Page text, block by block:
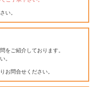
い。
をご紹介しております。
。
お問合せください。